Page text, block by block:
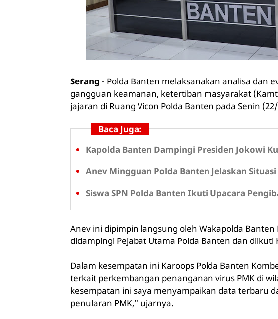
Serang - Polda Banten melaksanakan analisa dan
gangguan keamanan, ketertiban masyarakat
jajaran di Ruang Vicon Polda Banten pada Senin
Baca Juga:
Kapolda Banten Dampingi Presiden Jokowi
Anev Mingguan Polda Banten Jelaskan
Siswa SPN Polda Banten Ikuti Upacara
Anev ini dipimpin langsung oleh Wakapolda Banten
didampingi Pejabat Utama Polda Banten dan diikuti
Dalam kesempatan ini Karoops Polda Banten
terkait perkembangan penanganan virus PMK di
kesempatan ini saya menyampaikan data terbaru
penularan PMK," ujarnya.